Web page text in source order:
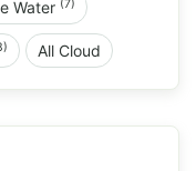
Water (7)
All Cloud